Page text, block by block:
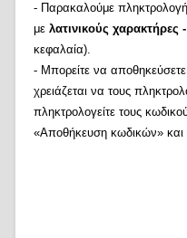
- Παρακαλούμε
με λατινικούς χαρακτήρες -
κεφαλαία).
- Μπορείτε να
χρειάζεται να τους
πληκτρολογείτε τους
«Αποθήκευση κωδικών» και